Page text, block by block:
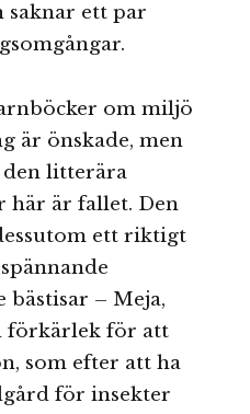
saknar ett par
om miljö
är önskade, men
den litterära
här är fallet. Den
ett riktigt
– Meja,
förkärlek för att
som efter att ha
för insekter